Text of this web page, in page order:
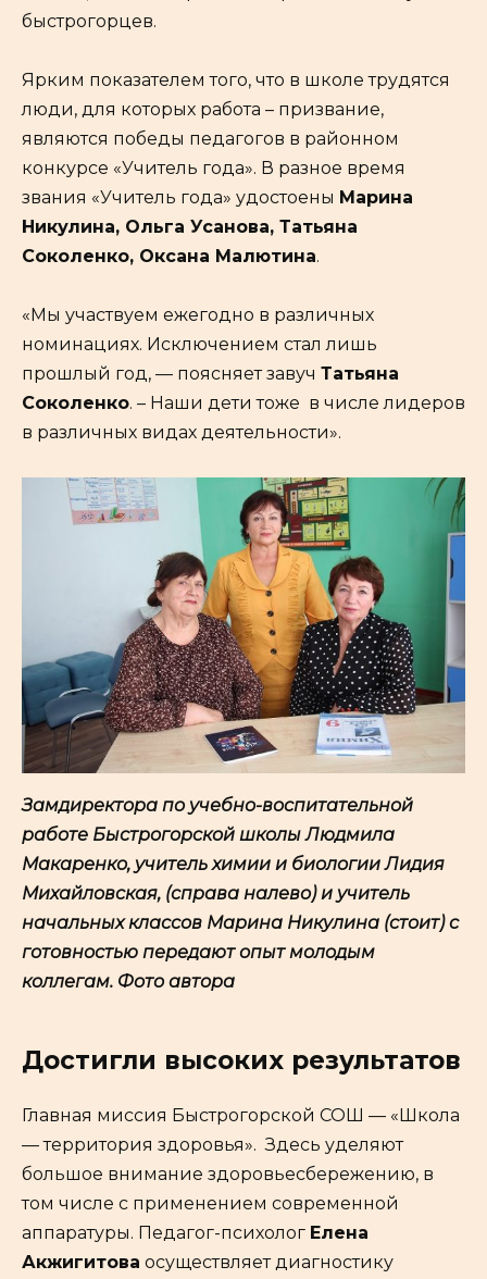
быстрогорцев.
Ярким показателем того, что в школе трудятся
люди, для которых работа – призвание,
являются победы педагогов в районном
конкурсе «Учитель года». В разное время
звания «Учитель года» удостоены Марина
Никулина, Ольга Усанова, Татьяна
Соколенко, Оксана Малютина.
«Мы участвуем ежегодно в различных
номинациях. Исключением стал лишь
прошлый год, — поясняет завуч Татьяна
Соколенко. – Наши дети тоже в числе лидеров
в различных видах деятельности».
Замдиректора по учебно-воспитательной
работе Быстрогорской школы Людмила
Макаренко, учитель химии и биологии Лидия
Михайловская, (справа налево) и учитель
начальных классов Марина Никулина (стоит) с
готовностью передают опыт молодым
коллегам. Фото автора
Достигли высоких результатов
Главная миссия Быстрогорской СОШ — «Школа
— территория здоровья». Здесь уделяют
большое внимание здоровьесбережению, в
том числе с применением современной
аппаратуры. Педагог-психолог Елена
Акжигитова осуществляет диагностику